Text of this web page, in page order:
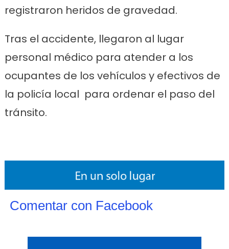
registraron heridos de gravedad.
Tras el accidente, llegaron al lugar
personal médico para atender a los
ocupantes de los vehículos y efectivos de
la policía local para ordenar el paso del
tránsito.
Comentar con Facebook